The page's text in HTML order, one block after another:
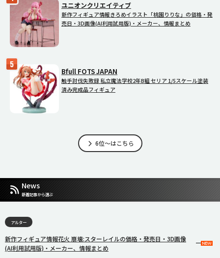
ユニオンクリエイティブ
新作フィギュア情報きろめイラスト「桃園りりな」の価格・発
売日・3D画像(AI利用試用版)・メーカー、情報まとめ
Bfull FOTS JAPAN
触手討伐失敗録 私立魔法学校2年B組 セリア 1/5スケール塗装
済み完成品フィギュア
6位～はこちら
News
新着記事から選ぶ
アルター
新作フィギュア情報花火 崩壊:スターレイルの価格・発売日・3D画像
(AI利用試用版)・メーカー、情報まとめ